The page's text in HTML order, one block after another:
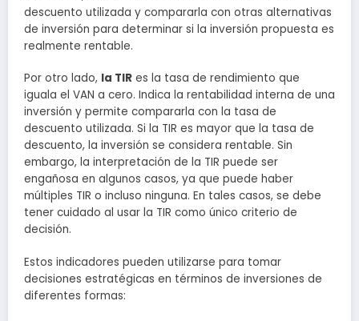
descuento utilizada y compararla con otras alternativas
de inversión para determinar si la inversión propuesta es
realmente rentable.
Por otro lado, la TIR es la tasa de rendimiento que
iguala el VAN a cero. Indica la rentabilidad interna de una
inversión y permite compararla con la tasa de
descuento utilizada. Si la TIR es mayor que la tasa de
descuento, la inversión se considera rentable. Sin
embargo, la interpretación de la TIR puede ser
engañosa en algunos casos, ya que puede haber
múltiples TIR o incluso ninguna. En tales casos, se debe
tener cuidado al usar la TIR como único criterio de
decisión.
Estos indicadores pueden utilizarse para tomar
decisiones estratégicas en términos de inversiones de
diferentes formas: